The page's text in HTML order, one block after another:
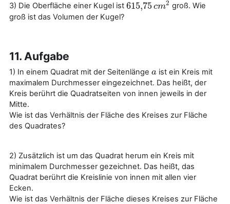
3) Die Oberfläche einer Kugel ist 615,75cm2
615,75cm2
groß. Wie
groß ist das Volumen der Kugel?
11. Aufgabe
1) In einem Quadrat mit der Seitenlänge a
a ist ein Kreis mit
maximalem Durchmesser eingezeichnet. Das heißt, der
Kreis berührt die Quadratseiten von innen jeweils in der
Mitte.
Wie ist das Verhältnis der Fläche des Kreises zur Fläche
des Quadrates?
2) Zusätzlich ist um das Quadrat herum ein Kreis mit
minimalem Durchmesser gezeichnet. Das heißt, das
Quadrat berührt die Kreislinie von innen mit allen vier
Ecken.
Wie ist das Verhältnis der Fläche dieses Kreises zur Fläche